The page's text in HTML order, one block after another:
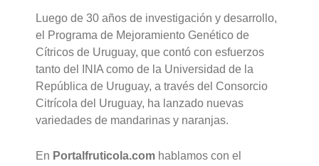
Luego de 30 años de investigación y desarrollo,
el Programa de Mejoramiento Genético de
Cítricos de Uruguay, que contó con esfuerzos
tanto del INIA como de la Universidad de la
República de Uruguay, a través del Consorcio
Citrícola del Uruguay, ha lanzado nuevas
variedades de mandarinas y naranjas.
En Portalfruticola.com hablamos con el